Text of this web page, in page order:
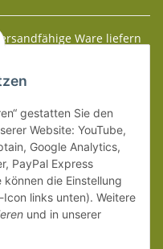
Ware liefern
ab 99 € * Warenwert
Sie bitte unserenLiefer-
gestatten Sie den
Website: YouTube,
Google Analytics,
PayPal Express
die Einstellung
links unten). Weitere
und in unserer